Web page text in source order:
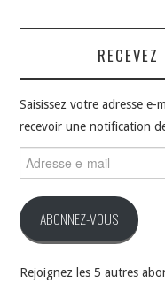
Saisissez votre adresse
recevoir une notification
e-
ABONNEZ-VOUS
Rejoignez les 5 autres